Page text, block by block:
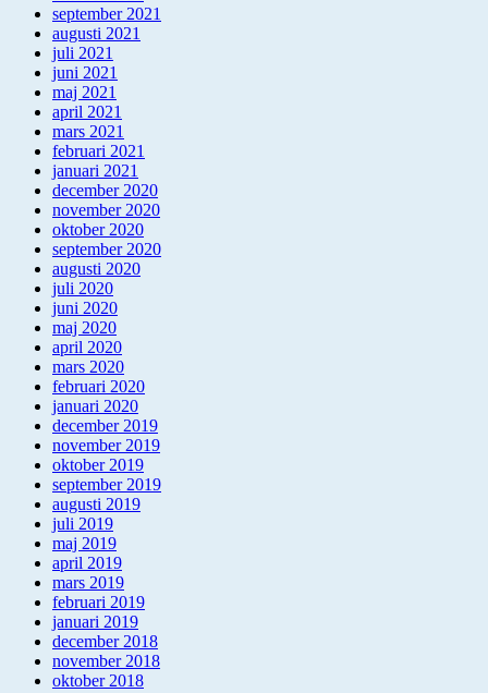
september 2021
augusti 2021
juli 2021
juni 2021
maj 2021
april 2021
mars 2021
februari 2021
januari 2021
december 2020
november 2020
oktober 2020
september 2020
augusti 2020
juli 2020
juni 2020
maj 2020
april 2020
mars 2020
februari 2020
januari 2020
december 2019
november 2019
oktober 2019
september 2019
augusti 2019
juli 2019
maj 2019
april 2019
mars 2019
februari 2019
januari 2019
december 2018
november 2018
oktober 2018